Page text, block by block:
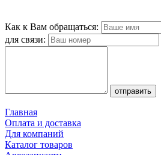
Как к Вам обращаться:
для связи:
Главная
Оплата и доставка
Для компаний
Каталог товаров